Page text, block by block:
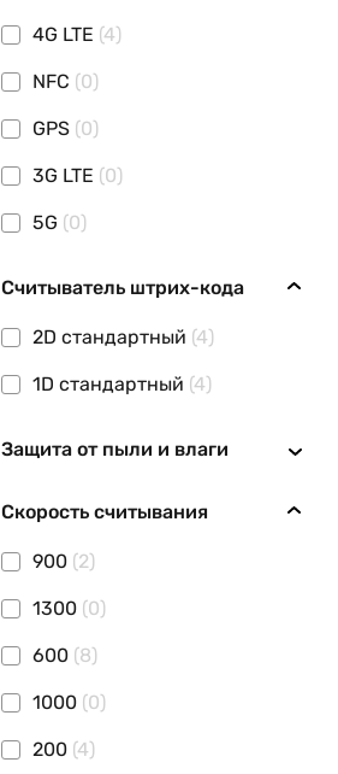
4G LTE (4)
NFС (0)
GPS (0)
3G LTE (0)
5G (0)
Считыватель штрих-кода
2D стандартный (4)
1D стандартный (4)
Защита от пыли и влаги
Скорость считывания
900 (2)
1300 (0)
600 (8)
1000 (0)
200 (4)